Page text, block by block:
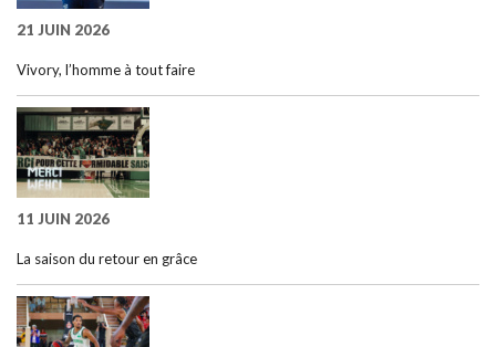
21 JUIN 2026
Vivory, l’homme à tout faire
11 JUIN 2026
La saison du retour en grâce